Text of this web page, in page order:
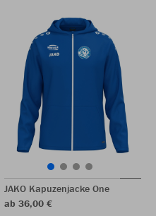
JAKO Kapuzenjacke One
ab 36,00 €